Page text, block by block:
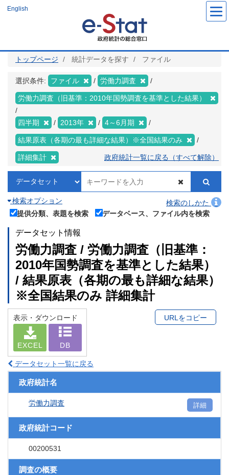
ツ
English
トップページ 統計データを探す ファイル
選択条件: ファイル 労働力調査
労働力調査（旧基準：2010年国勢調査を基準とした結果）
四半期 2013年 4～6月期
結果原表（各期の最も詳細な結果）※全国結果のみ
詳細集計 政府統計一覧に戻る（すべて解除）
検索オプション
検索のしかた
提供分類、表題を検索
データベース、ファイル内を検索
データセット情報
労働力調査 / 労働力調査（旧基準：
2010年国勢調査を基準とした結果）
/ 結果原表（各期の最も詳細な結果）
※全国結果のみ 詳細集計
表示・ダウンロード
EXCEL DB
URLをコピー
データセット一覧に戻る
政府統計名
労働力調査 詳細
政府統計コード
00200531
調査の概要